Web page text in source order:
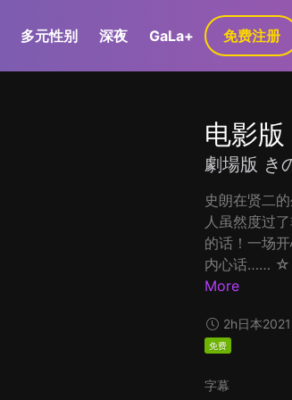
多元性别 深夜 GaLa+ 免费注册
电影
劇場版 き
史朗在贤二
人虽然度过
的话！一场
内心话…… ☆
More
2h日本2021
免费
字幕